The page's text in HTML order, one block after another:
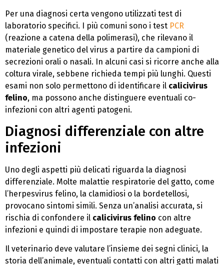
Per una diagnosi certa vengono utilizzati test di
laboratorio specifici. I più comuni sono i test PCR
(reazione a catena della polimerasi), che rilevano il
materiale genetico del virus a partire da campioni di
secrezioni orali o nasali. In alcuni casi si ricorre anche alla
coltura virale, sebbene richieda tempi più lunghi. Questi
esami non solo permettono di identificare il calicivirus
felino, ma possono anche distinguere eventuali co-
infezioni con altri agenti patogeni.
Diagnosi differenziale con altre
infezioni
Uno degli aspetti più delicati riguarda la diagnosi
differenziale. Molte malattie respiratorie del gatto, come
l’herpesvirus felino, la clamidiosi o la bordetellosi,
provocano sintomi simili. Senza un’analisi accurata, si
rischia di confondere il calicivirus felino con altre
infezioni e quindi di impostare terapie non adeguate.
Il veterinario deve valutare l’insieme dei segni clinici, la
storia dell’animale, eventuali contatti con altri gatti malati